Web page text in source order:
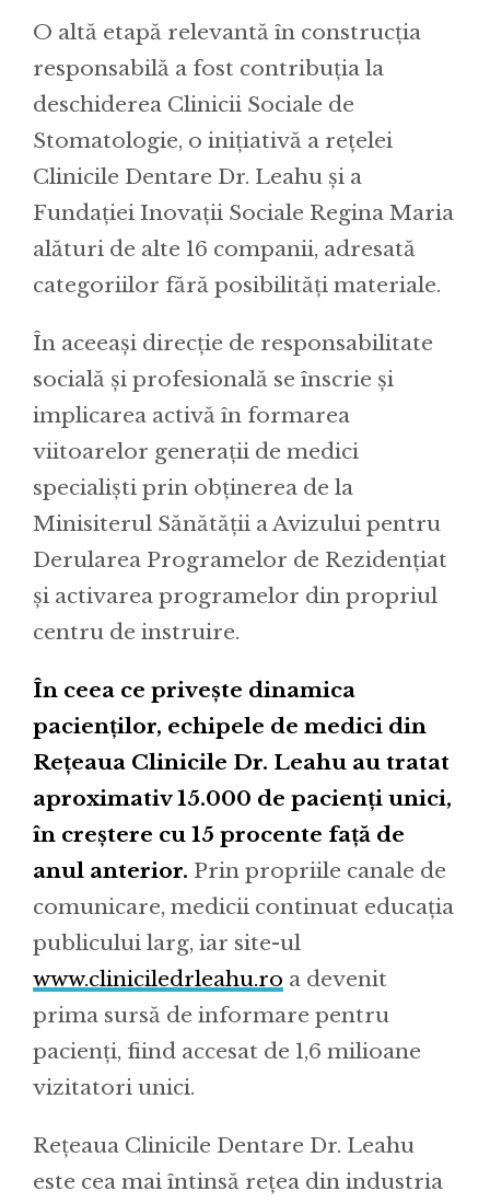
O altă etapă relevantă în construcția
responsabilă a fost contribuția la
deschiderea Clinicii Sociale de
Stomatologie, o inițiativă a rețelei
Clinicile Dentare Dr. Leahu și a
Fundației Inovații Sociale Regina Maria
alături de alte 16 companii, adresată
categoriilor fără posibilități materiale.
În aceeași direcție de responsabilitate
socială și profesională se înscrie și
implicarea activă în formarea
viitoarelor generații de medici
specialiști prin obținerea de la
Minisiterul Sănătății a Avizului pentru
Derularea Programelor de Rezidențiat
și activarea programelor din propriul
centru de instruire.
În ceea ce privește dinamica
pacienților, echipele de medici din
Rețeaua Clinicile Dr. Leahu au tratat
aproximativ 15.000 de pacienți unici,
în creștere cu 15 procente față de
anul anterior. Prin propriile canale de
comunicare, medicii continuat educația
publicului larg, iar site-ul
www.cliniciledrleahu.ro a devenit
prima sursă de informare pentru
pacienți, fiind accesat de 1,6 milioane
vizitatori unici.
Rețeaua Clinicile Dentare Dr. Leahu
este cea mai întinsă rețea din industria